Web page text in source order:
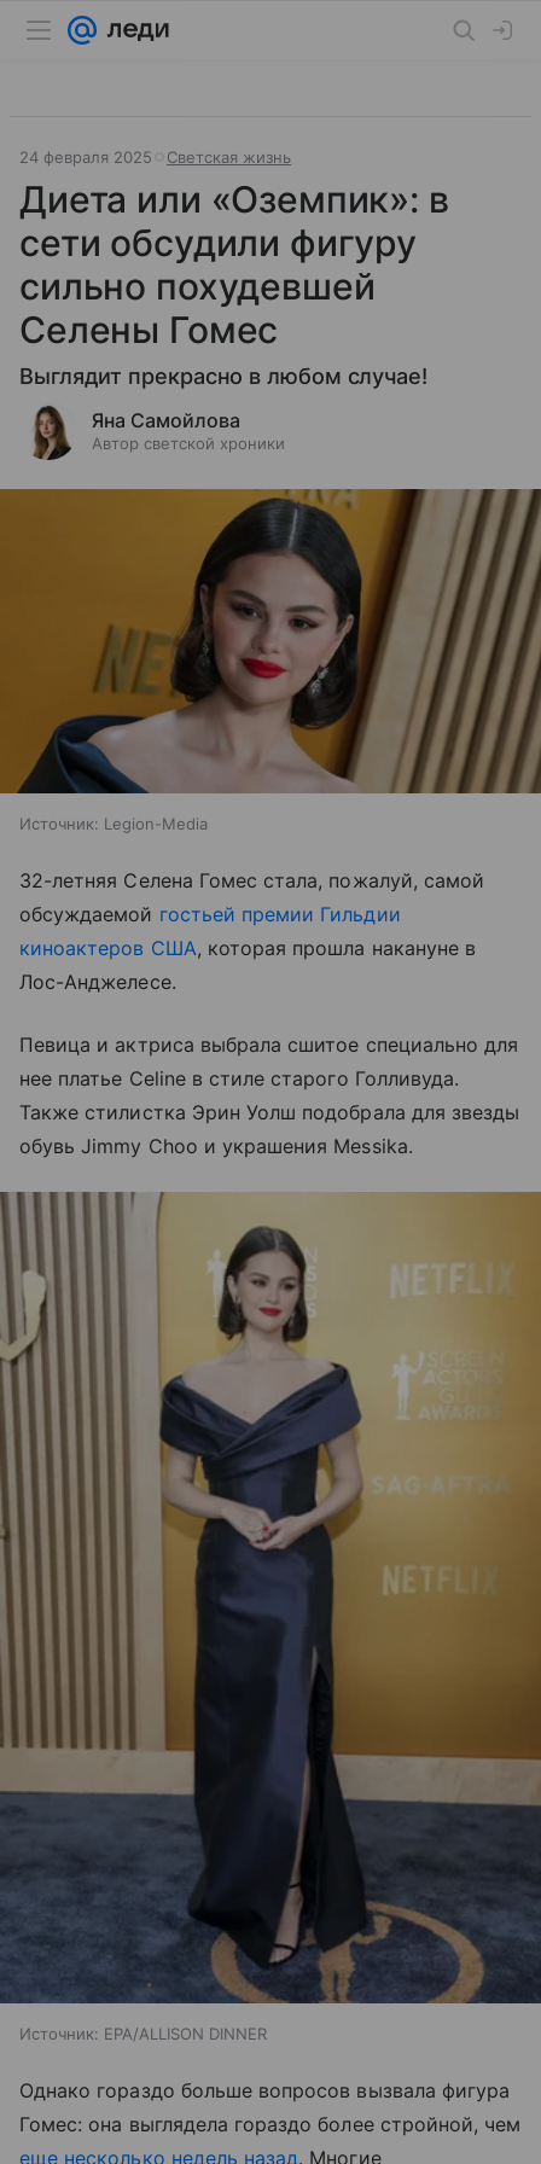
24 февраля 2025 Светская жизнь
Диета или «Оземпик»: в
сети обсудили фигуру
сильно похудевшей
Селены Гомес
Выглядит прекрасно в любом случае!
Яна Самойлова
Автор светской хроники
Источник: Legion-Media
32-летняя Селена Гомес стала, пожалуй, самой
обсуждаемой гостьей премии Гильдии
киноактеров США, которая прошла накануне в
Лос-Анджелесе.
Певица и актриса выбрала сшитое специально для
нее платье Celine в стиле старого Голливуда.
Также стилистка Эрин Уолш подобрала для звезды
обувь Jimmy Choo и украшения Messika.
Источник: EPA/ALLISON DINNER
Однако гораздо больше вопросов вызвала фигура
Гомес: она выглядела гораздо более стройной, чем
еще несколько недель назад. Многие